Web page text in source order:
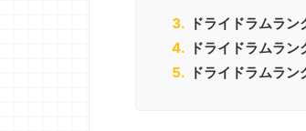
ドライドラムラン
ドライドラムラン
ドライドラムラ